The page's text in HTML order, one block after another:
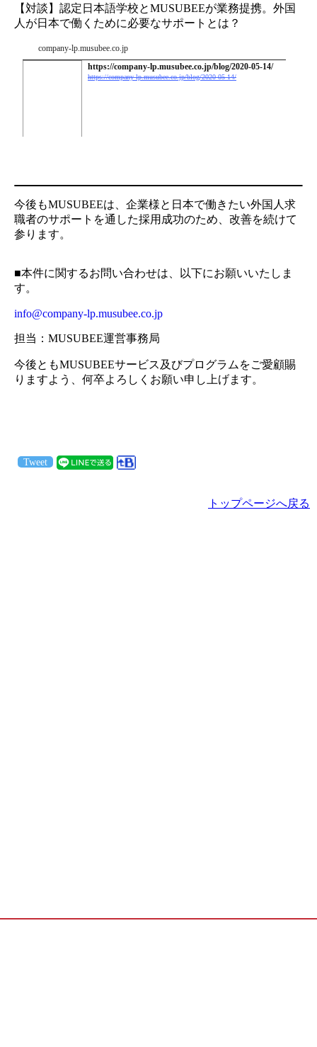
【対談】認定日本語学校とMUSUBEEが業務提携。外国
人が日本で働くために必要なサポートとは？
company-lp.musubee.co.jp
https://company-lp.musubee.co.jp/blog/2020-05-14/
https://company-lp.musubee.co.jp/blog/2020-05-14/
今後もMUSUBEEは、企業様と日本で働きたい外国人求
職者のサポートを通した採用成功のため、改善を続けて
参ります。
■本件に関するお問い合わせは、以下にお願いいたしま
す。
info@company-lp.musubee.co.jp
担当：MUSUBEE運営事務局
今後ともMUSUBEEサービス及びプログラムをご愛顧賜
りますよう、何卒よろしくお願い申し上げます。
Tweet
トップページへ戻る